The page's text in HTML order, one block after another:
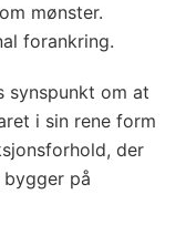
mønster.
forankring.
synspunkt om at
i sin rene form
der
på